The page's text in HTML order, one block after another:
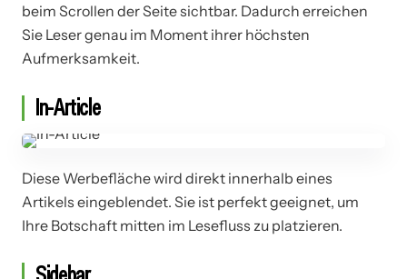
beim Scrollen der Seite sichtbar. Dadurch erreichen
Sie Leser genau im Moment ihrer höchsten
Aufmerksamkeit.
In-Article
Diese Werbefläche wird direkt innerhalb eines
Artikels eingeblendet. Sie ist perfekt geeignet, um
Ihre Botschaft mitten im Lesefluss zu platzieren.